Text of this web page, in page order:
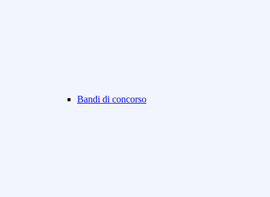
Bandi di concorso